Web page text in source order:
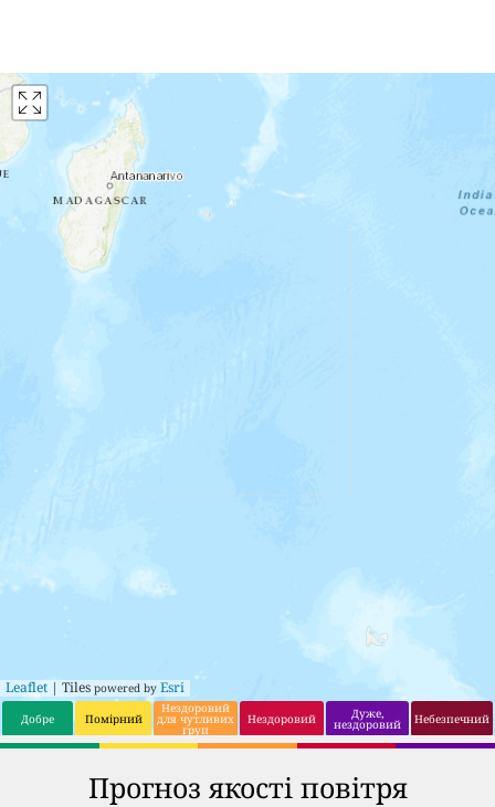
Leaflet | Tiles powered by Esri
Добре Помірний
Нездоровий
для чутливих
груп
Нездоровий Дуже,
нездоровий Небезпечний
Прогноз якості повітря